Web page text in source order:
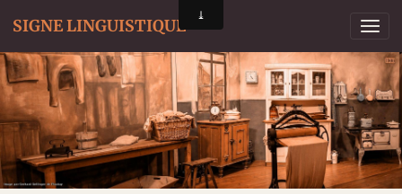
SIGNE LINGUISTIQUE